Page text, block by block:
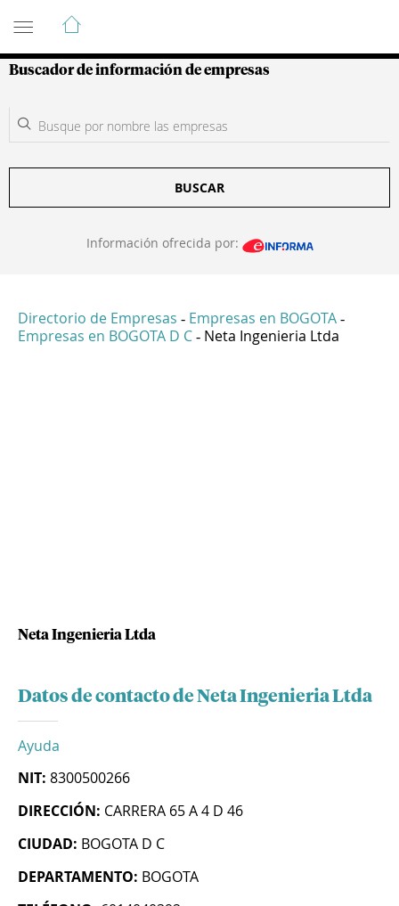
Guía de Empresas Colombianas
Buscador de información de empresas
BUSCAR
Información ofrecida por:
Directorio de Empresas - Empresas en BOGOTA -
Empresas en BOGOTA D C - Neta Ingenieria Ltda
Neta Ingenieria Ltda
Datos de contacto de Neta Ingenieria Ltda
Ayuda
NIT: 8300500266
DIRECCIÓN: CARRERA 65 A 4 D 46
CIUDAD: BOGOTA D C
DEPARTAMENTO: BOGOTA